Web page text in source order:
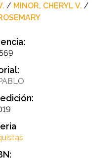
/ MINOR, CHERYL V. /